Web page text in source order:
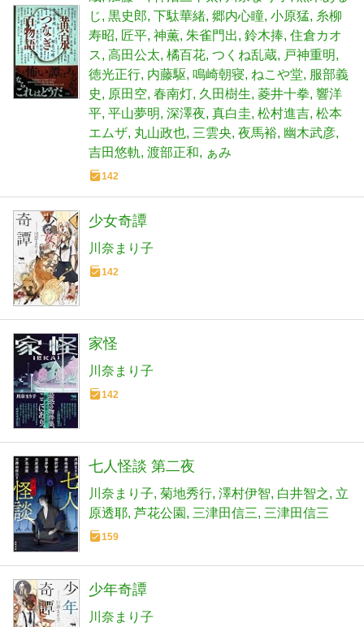
じ 黒史郎 下駄華緒 郷内心瞳 小原猛 糸柳
寿昭
匠平 神薫 朱雀門出 鈴木捧 住倉カオ
ス 高田公太 橘百花 つくね乱蔵
戸神重明
徳光正行 内藤駆 鳴崎朝寝 ねこや堂
服部義
史
原田空 春南灯 久田樹生 菱井十拳 響洋
平 平山夢明 深澤夜 真白圭 松村進吉 松本
エムザ 丸山政也 三雲央 夜馬裕 幽木武彦
吉田悠軌
渡部正和 ぁみ
142
少女奇譚
川奈まり子
142
家怪
川奈まり子
142
七人怪談 第二夜
川奈まり子 菊地秀行 澤村伊智 白井智之
立
原透耶 芦花公園 三津田信三 三津田信三
159
少年奇譚
川奈まり子